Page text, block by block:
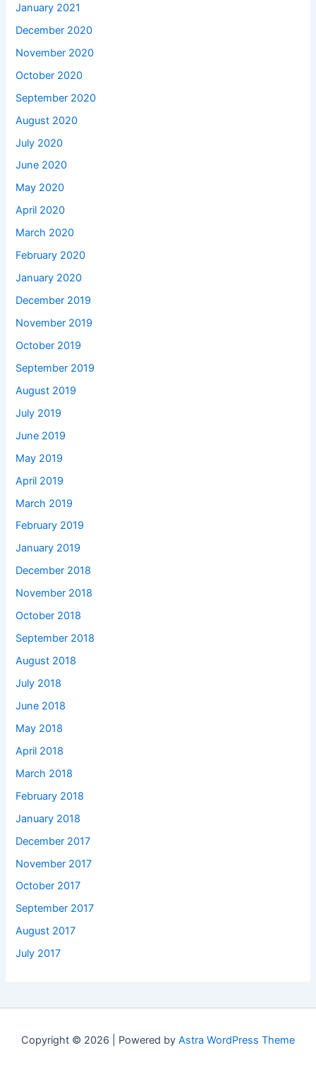
January 2021
December 2020
November 2020
October 2020
September 2020
August 2020
July 2020
June 2020
May 2020
April 2020
March 2020
February 2020
January 2020
December 2019
November 2019
October 2019
September 2019
August 2019
July 2019
June 2019
May 2019
April 2019
March 2019
February 2019
January 2019
December 2018
November 2018
October 2018
September 2018
August 2018
July 2018
June 2018
May 2018
April 2018
March 2018
February 2018
January 2018
December 2017
November 2017
October 2017
September 2017
August 2017
July 2017
Copyright © 2026 | Powered by Astra WordPress Theme